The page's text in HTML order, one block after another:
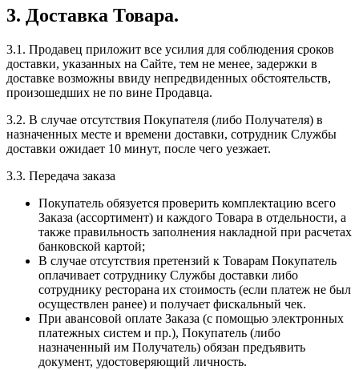
3. Доставка Товара.
3.1. Продавец приложит все усилия для соблюдения сроков
доставки, указанных на Сайте, тем не менее, задержки в
доставке возможны ввиду непредвиденных обстоятельств,
произошедших не по вине Продавца.
3.2. В случае отсутствия Покупателя (либо Получателя) в
назначенных месте и времени доставки, сотрудник Службы
доставки ожидает 10 минут, после чего уезжает.
3.3. Передача заказа
Покупатель обязуется проверить комплектацию всего
Заказа (ассортимент) и каждого Товара в отдельности, а
также правильность заполнения накладной при расчетах
банковской картой;
В случае отсутствия претензий к Товарам Покупатель
оплачивает сотруднику Службы доставки либо
сотруднику ресторана их стоимость (если платеж не был
осуществлен ранее) и получает фискальный чек.
При авансовой оплате Заказа (с помощью электронных
платежных систем и пр.), Покупатель (либо
назначенный им Получатель) обязан предъявить
документ, удостоверяющий личность.